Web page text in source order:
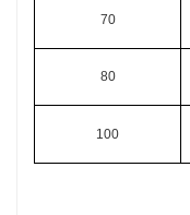
70
80
100